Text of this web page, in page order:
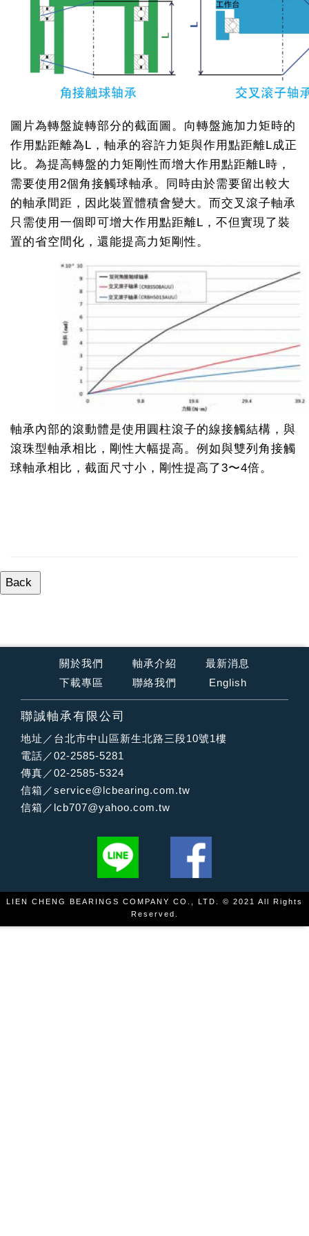
圖片為轉盤旋轉部分的截面圖。向轉盤施加力矩時的
作用點距離為L，軸承的容許力矩與作用點距離L成正
比。為提高轉盤的力矩剛性而增大作用點距離L時，
需要使用2個角接觸球軸承。同時由於需要留出較大
的軸承間距，因此裝置體積會變大。而交叉滾子軸承
只需使用一個即可增大作用點距離L，不但實現了裝
置的省空間化，還能提高力矩剛性。
軸承內部的滾動體是使用圓柱滾子的線接觸結構，與
滾珠型軸承相比，剛性大幅提高。例如與雙列角接觸
球軸承相比，截面尺寸小，剛性提高了3〜4倍。
關於我們 軸承介紹
最新消息
下載專區
聯絡我們 English
聯誠軸承有限公司
地址／台北市中山區新生北路三段10號1樓
電話／02-2585-5281
傳真／02-2585-5324
信箱／service@lcbearing.com.tw
信箱／ lcb707@yahoo.com.tw
LIEN CHENG BEARINGS COMPANY CO., LTD. © 2021 All Rights
Reserved.